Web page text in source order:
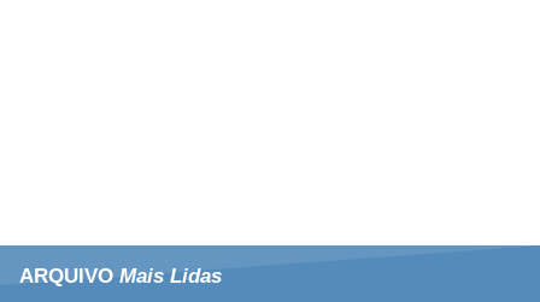
ARQUIVO Mais Lidas